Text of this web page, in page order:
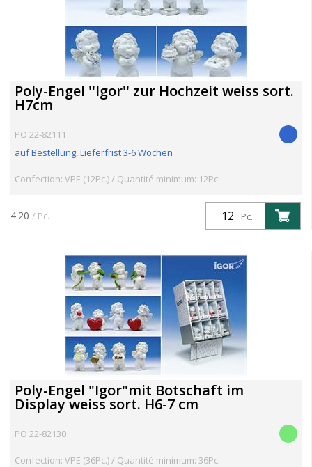
Poly-Engel ''Igor'' zur Hochzeit weiss sort.
H7cm
PO 22-82111
auf Bestellung, Lieferfrist 3-6 Wochen
Confection: VPE (12Pc.) / Quantité minimum: 12Pc.
Pc.
4.20 / Pc.
Poly-Engel "Igor"mit Botschaft im
Display weiss sort. H6-7 cm
PO 22-82130
Confection: VPE (36Pc.) / Quantité minimum: 36Pc.